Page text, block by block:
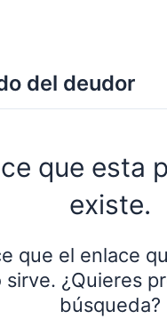
del deudor
que esta
existe.
que el enlace
sirve. ¿Quieres
búsqueda?